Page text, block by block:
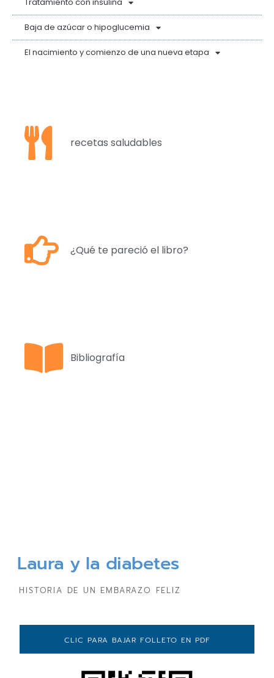
Tratamiento con insulina
Baja de azúcar o hipoglucemia
El nacimiento y comienzo de una nueva etapa
recetas saludables
¿Qué te pareció el libro?
Bibliografía
Laura y la diabetes
HISTORIA DE UN EMBARAZO FELIZ
CLIC PARA BAJAR FOLLETO EN PDF